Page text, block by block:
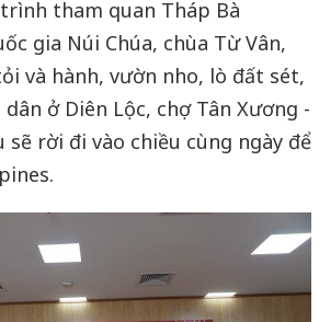
tham quan Tháp Bà
gia Núi Chúa, chùa Từ Vân,
và hành, vườn nho, lò đất sét,
ở Diên Lộc, chợ Tân Xương -
sẽ rời đi vào chiều cùng ngày để